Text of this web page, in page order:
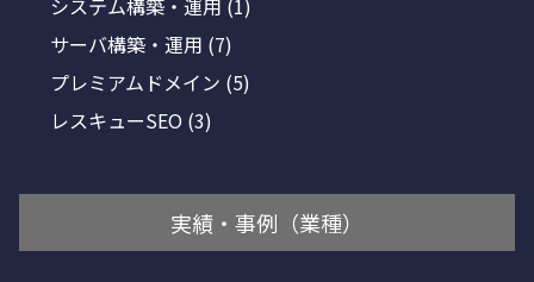
システム構築・運用 (1)
サーバ構築・運用 (7)
プレミアムドメイン (5)
レスキューSEO (3)
実績・事例（業種）